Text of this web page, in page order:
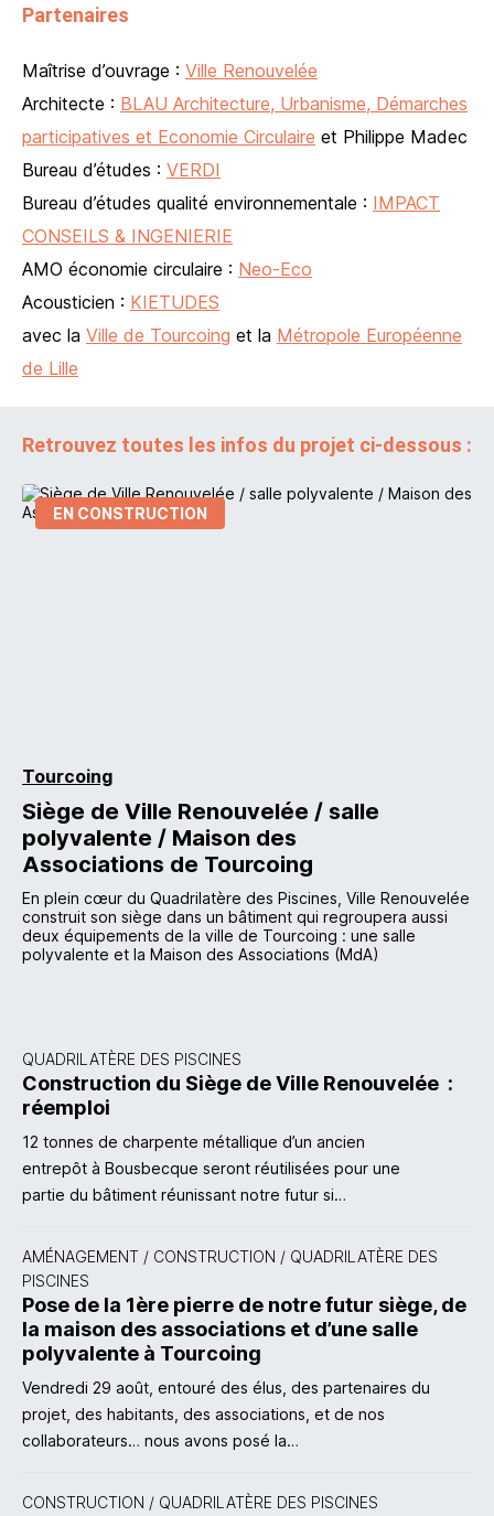
Partenaires
Maîtrise d’ouvrage : Ville Renouvelée
Architecte : BLAU Architecture, Urbanisme, Démarches
participatives et Economie Circulaire et Philippe Madec
Bureau d’études : VERDI
Bureau d’études qualité environnementale : IMPACT
CONSEILS & INGENIERIE
AMO économie circulaire : Neo-Eco
Acousticien : KIETUDES
avec la Ville de Tourcoing et la Métropole Européenne
de Lille
Retrouvez toutes les infos du projet ci-dessous :
EN CONSTRUCTION
Tourcoing
Siège de Ville Renouvelée / salle
polyvalente / Maison des
Associations de Tourcoing
En plein cœur du Quadrilatère des Piscines, Ville Renouvelée
construit son siège dans un bâtiment qui regroupera aussi
deux équipements de la ville de Tourcoing : une salle
polyvalente et la Maison des Associations (MdA)
QUADRILATÈRE DES PISCINES
Construction du Siège de Ville Renouvelée :
réemploi
12 tonnes de charpente métallique d’un ancien
entrepôt à Bousbecque seront réutilisées pour une
partie du bâtiment réunissant notre futur si…
AMÉNAGEMENT / CONSTRUCTION / QUADRILATÈRE DES
PISCINES
Pose de la 1ère pierre de notre futur siège, de
la maison des associations et d’une salle
polyvalente à Tourcoing
Vendredi 29 août, entouré des élus, des partenaires du
projet, des habitants, des associations, et de nos
collaborateurs… nous avons posé la…
CONSTRUCTION / QUADRILATÈRE DES PISCINES